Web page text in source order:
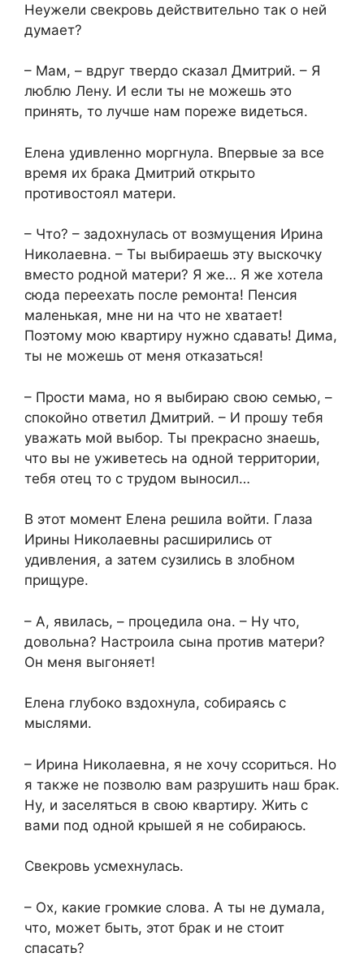
Неужели свекровь действительно так о ней
думает?
– Мам, – вдруг твердо сказал Дмитрий. – Я
люблю Лену. И если ты не можешь это
принять, то лучше нам пореже видеться.
Елена удивленно моргнула. Впервые за все
время их брака Дмитрий открыто
противостоял матери.
– Что? – задохнулась от возмущения Ирина
Николаевна. – Ты выбираешь эту выскочку
вместо родной матери? Я же… Я же хотела
сюда переехать после ремонта! Пенсия
маленькая, мне ни на что не хватает!
Поэтому мою квартиру нужно сдавать! Дима,
ты не можешь от меня отказаться!
– Прости мама, но я выбираю свою семью, –
спокойно ответил Дмитрий. – И прошу тебя
уважать мой выбор. Ты прекрасно знаешь,
что вы не уживетесь на одной территории,
тебя отец то с трудом выносил…
В этот момент Елена решила войти. Глаза
Ирины Николаевны расширились от
удивления, а затем сузились в злобном
прищуре.
– А, явилась, – процедила она. – Ну что,
довольна? Настроила сына против матери?
Он меня выгоняет!
Елена глубоко вздохнула, собираясь с
мыслями.
– Ирина Николаевна, я не хочу ссориться. Но
я также не позволю вам разрушить наш брак.
Ну, и заселяться в свою квартиру. Жить с
вами под одной крышей я не собираюсь.
Свекровь усмехнулась.
– Ох, какие громкие слова. А ты не думала,
что, может быть, этот брак и не стоит
спасать?